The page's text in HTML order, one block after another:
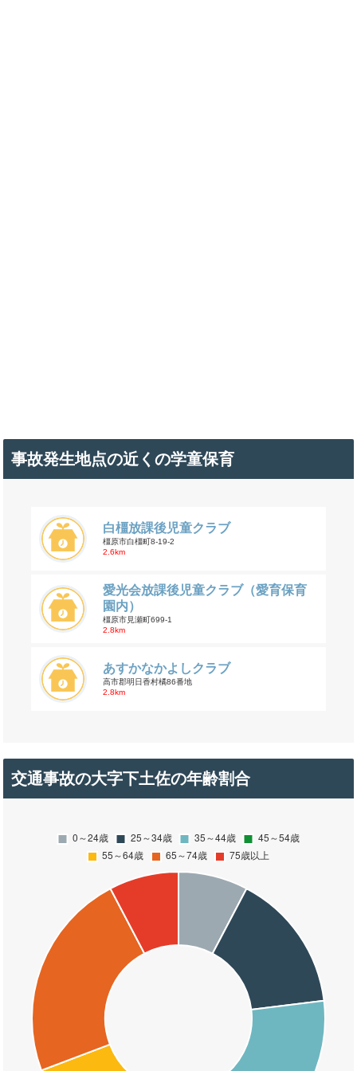
事故発生地点の近くの学童保育
白橿放課後児童クラブ
橿原市白橿町8-19-2
2.6km
愛光会放課後児童クラブ（愛育保育
園内）
橿原市見瀬町699-1
2.8km
あすかなかよしクラブ
高市郡明日香村橘86番地
2.8km
交通事故の大字下土佐の年齢割合